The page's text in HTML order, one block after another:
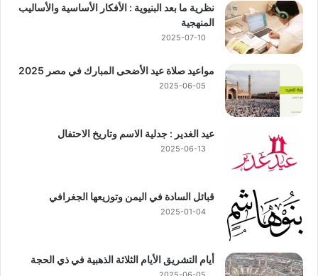
نظرية ما بعد البنيوية : الأفكار الأساسية والأساليب
المنهجية
2025-07-10
مواعيد صلاة عيد الأضحى المبارك في مصر 2025
2025-06-05
عيد الغدير : جدلية الاسم وتاريخ الاحتفال
2025-06-13
قبائل السادة في اليمن وتوزيعها الجغرافي
2025-01-04
أيام التشريق الأيام الثلاثة الذهبية في ذي الحجة